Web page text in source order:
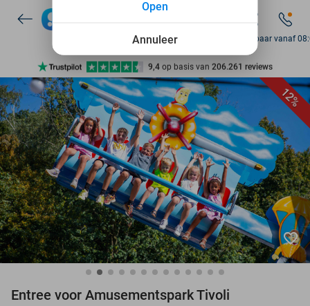
7 dagen per week beschikbaar
10+ miljoen leden
9,4 op basis van 206.261 reviews
Ontdek 15.000+ deals
7 dagen per week beschikbaar
10+ miljoen leden
Bereikbaar vanaf
12%
favorite_border
Entree voor Amusementspark Tivoli
Annuleer
Open